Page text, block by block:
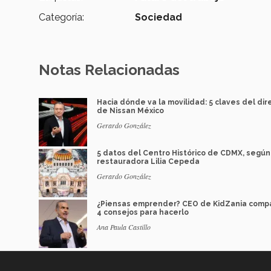
Categoría:
Sociedad
Notas Relacionadas
Hacia dónde va la movilidad: 5 claves del
de Nissan México
Gerardo González
5 datos del Centro Histórico de CDMX, según
restauradora Lilia Cepeda
Gerardo González
¿Piensas emprender? CEO de KidZania
4 consejos para hacerlo
Ana Paula Castillo